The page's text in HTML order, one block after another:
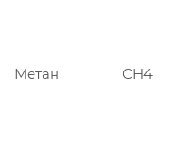
Метан CH4